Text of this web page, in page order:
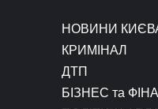
НОВИНИ
КРИМІНАЛ
ДТП
БІЗНЕС та